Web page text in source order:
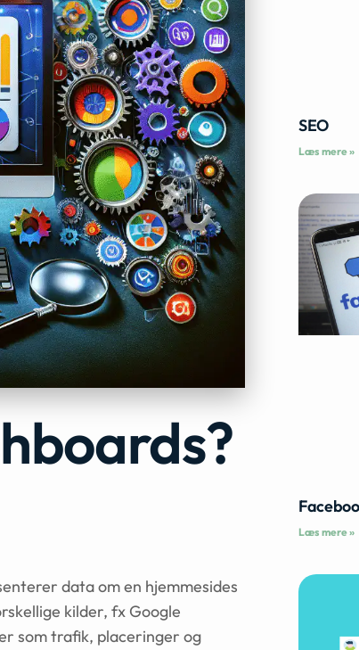
data om en hjemmesides
kilder, fx Google
som trafik, placeringer og
SEO
Læs mere »
Læs mere »